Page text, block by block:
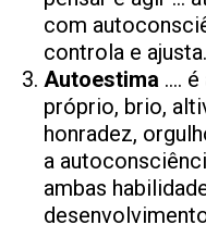
com
controla e ajusta.
Autoestima …. é
próprio, brio,
honradez,
a
ambas